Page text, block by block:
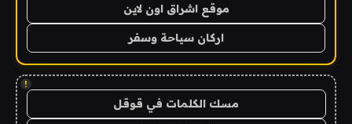
موقع اشراق اون لاين
اركان سياحة وسفر
!
مسك الكلمات في قوقل